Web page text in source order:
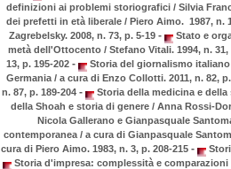
definizioni ai problemi storiografici / Silvia
dei prefetti in età liberale / Piero Aimo. 1987, n.
Zagrebelsky. 2008, n. 73, p. 5-19 -
Stato e
metà dell'Ottocento / Stefano Vitali. 1994, n. 31,
13, p. 195-202 -
Storia del giornalismo italiano
Germania / a cura di Enzo Collotti. 2011, n. 82,
n. 87, p. 189-204 -
Storia della medicina e della
della Shoah e storia di genere / Anna Rossi-
Nicola Gallerano e Gianpasquale
contemporanea / a cura di Gianpasquale
cura di Piero Aimo. 1983, n. 3, p. 208-215 -
Storia d'impresa: complessità e comparazioni